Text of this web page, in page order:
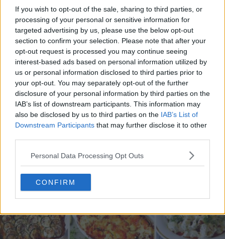
If you wish to opt-out of the sale, sharing to third parties, or
processing of your personal or sensitive information for
targeted advertising by us, please use the below opt-out
section to confirm your selection. Please note that after your
opt-out request is processed you may continue seeing
interest-based ads based on personal information utilized by
us or personal information disclosed to third parties prior to
your opt-out. You may separately opt-out of the further
disclosure of your personal information by third parties on the
IAB’s list of downstream participants. This information may
also be disclosed by us to third parties on the IAB’s List of
Downstream Participants that may further disclose it to other
Personal Data Processing Opt Outs
CONFIRM
20 de rețete de salate de vară fără prelucrare termică
06.08.2026